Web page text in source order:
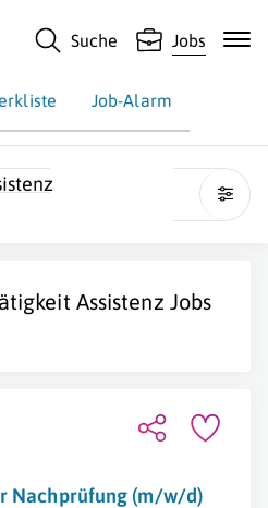
Suche Jobs
Job-Alarm
Assistenz Jobs
Nachprüfung (m/w/d)